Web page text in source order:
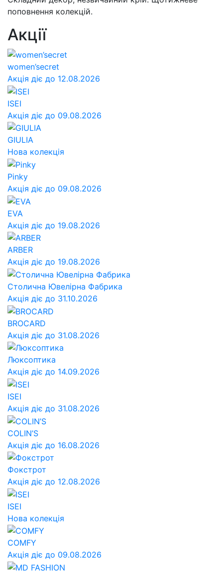
поповнення колекцій.
Акції
women’secret
Акція діє до 12.08.2026
ISEI
Акція діє до 09.08.2026
GIULIA
Нова колекція
Pinky
Акція діє до 09.08.2026
EVA
Акція діє до 19.08.2026
ARBER
Акція діє до 19.08.2026
Столична Ювелірна Фабрика
Акція діє до 31.10.2026
BROCARD
Акція діє до 31.08.2026
Люксоптика
Акція діє до 14.09.2026
ISEI
Акція діє до 31.08.2026
COLIN’S
Акція діє до 16.08.2026
Фокстрот
Акція діє до 12.08.2026
ISEI
Нова колекція
COMFY
Акція діє до 09.08.2026